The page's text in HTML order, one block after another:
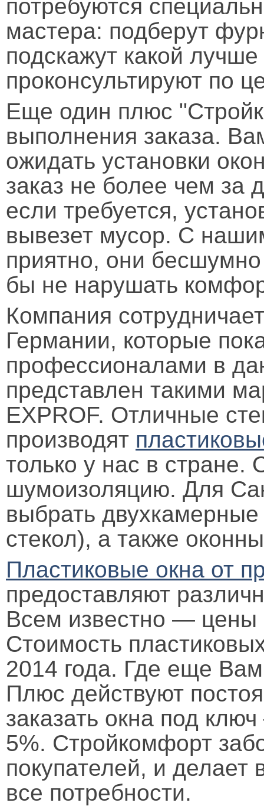
потребуются
мастера: подберут
подскажут какой
проконсультируют по
Еще один плюс
выполнения заказа.
ожидать установки
заказ не более чем за
если требуется,
вывезет мусор. С
приятно, они
бы не нарушать
Компания
Германии, которые
профессионалами в
представлен такими
EXPROF. Отличные
производят
только у нас в стране.
шумоизоляцию. Для
выбрать двухкамерные
стекол), а также
Пластиковые окна от
предоставляют
Всем известно — цены
Стоимость
2014 года. Где еще
Плюс действуют
заказать окна под
5%. Стройкомфорт
покупателей, и делает
все потребности.